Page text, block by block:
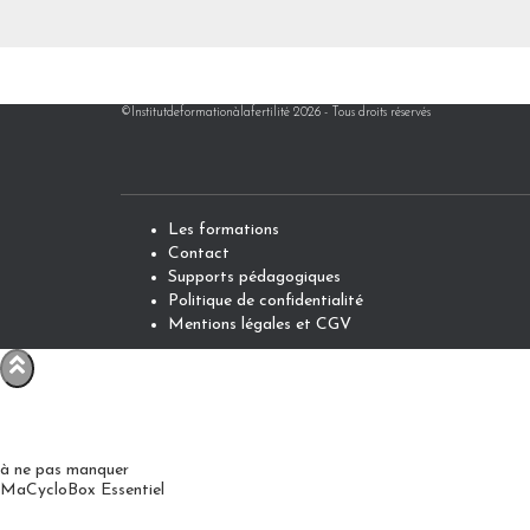
©Institutdeformationàlafertilité 2026 - Tous droits réservés
Les formations
Contact
Supports pédagogiques
Politique de confidentialité
Mentions légales et CGV
à ne pas manquer
MaCycloBox Essentiel